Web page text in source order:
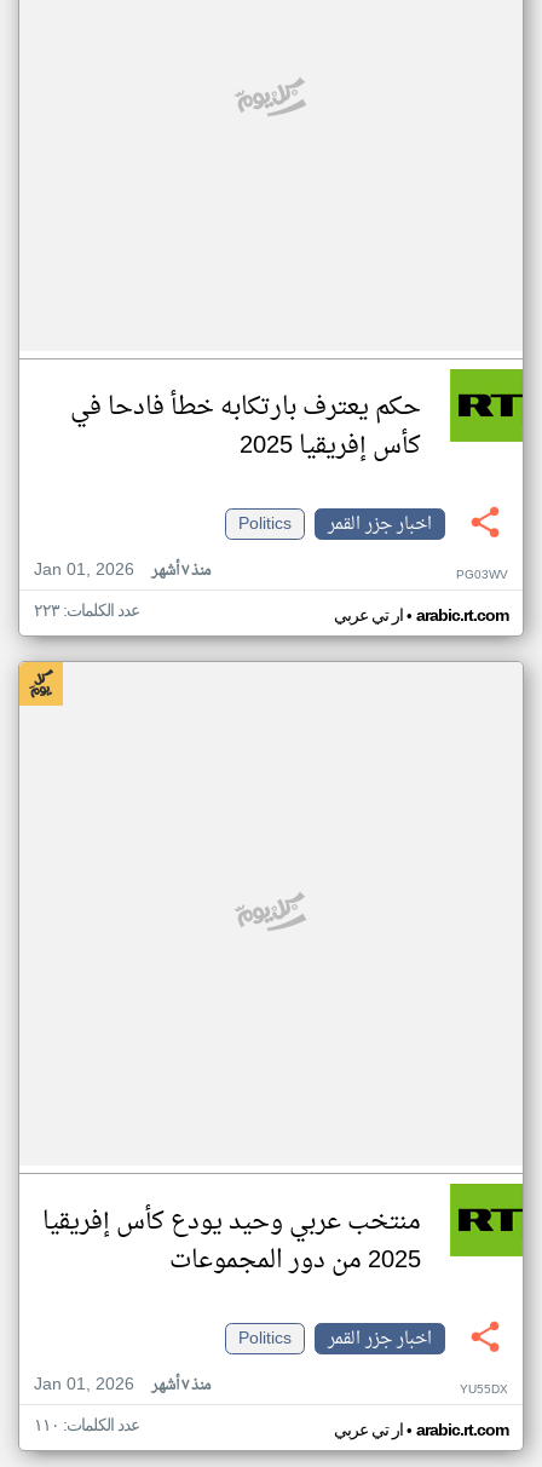
حكم يعترف بارتكابه خطأ فادحا في
كأس إفريقيا 2025
اخبار جزر القمر
Politics
Jan 01, 2026
منذ ٧ أشهر PG03WV
ار تي عربي• arabic.rt.com عدد الكلمات: ٢٢٣
منتخب عربي وحيد يودع كأس إفريقيا
2025 من دور المجموعات
اخبار جزر القمر
Politics
Jan 01, 2026
منذ ٧ أشهر YU55DX
ار تي عربي• arabic.rt.com عدد الكلمات: ١١٠